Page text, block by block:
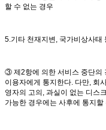
할 수 없는 경우
5.기타 천재지변, 국가비상사태
③ 제2항에 의한 서비스 중단의
이용자에게 통지한다. 다만, 회
영자의 고의, 과실이 없는 디스
가능한 경우에는 사후에 통지할